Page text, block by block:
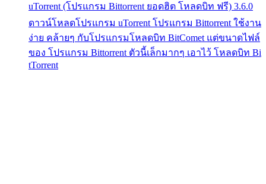
uTorrent (โปรแกรม Bittorrent ยอดฮิต โหลดบิท ฟรี) 3.6.0
ดาวน์โหลดโปรแกรม uTorrent โปรแกรม Bittorrent ใช้งาน
ง่าย คล้ายๆ กับโปรแกรมโหลดบิท BitComet แต่ขนาดไฟล์
ของ โปรแกรม Bittorrent ตัวนี้เล็กมากๆ เอาไว้ โหลดบิท Bi
tTorrent